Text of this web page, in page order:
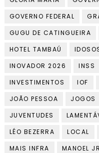
GOVERNO FEDERAL
GUGU DE CATINGUEIRA
HOTEL TAMBAÚ
INOVADOR 2026
INSS
INVESTIMENTOS
IOF
JOÃO PESSOA
JOGOS
JUVENTUDES
LÉO BEZERRA
LOCAL
MAIS INFRA
MANOEL JR